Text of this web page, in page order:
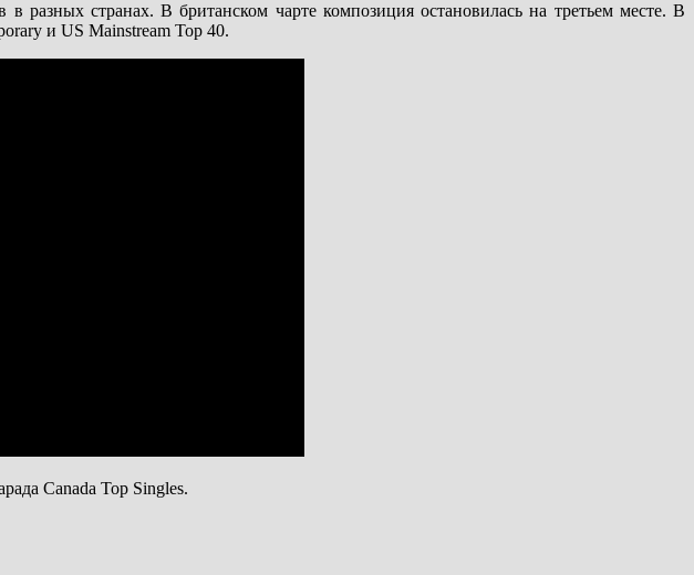
странах. В британском чарте композиция остановилась на третьем месте. В
и US Mainstream Top 40.
Canada Top Singles.